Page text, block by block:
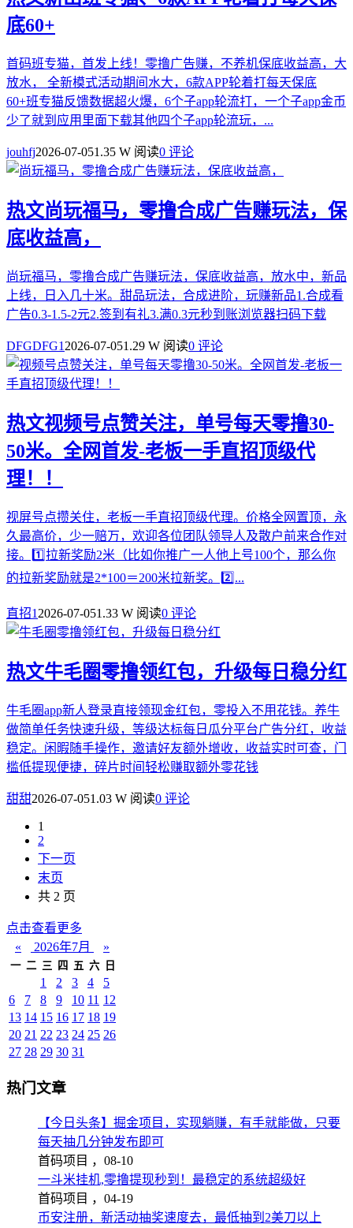
底60+
首码班专猫，首发上线！零撸广告赚，不养机保底收益高，大
放水， 全新模式活动期间水大，6款APP轮着打每天保底
60+班专猫反馈数据超火爆，6个子app轮流打，一个子app金币
少了就到应用里面下载其他四个子app轮流玩，...
jouhfj2026-07-051.35 W 阅读0 评论
热文尚玩福马，零撸合成广告赚玩法，保
底收益高，
尚玩福马，零撸合成广告赚玩法，保底收益高，放水中，新品
上线，日入几十米。甜品玩法，合成进阶，玩赚新品1.合成看
广告0.3-1.5-2元2.签到有礼3.满0.3元秒到账浏览器扫码下载
DFGDFG1 2026-07-051.29 W 阅读0 评论
热文视频号点赞关注，单号每天零撸30-
50米。全网首发-老板一手直招顶级代
理！！
视屏号点攒关住，老板一手直招顶级代理。价格全网置顶，永
久最高价，少一赔万，欢迎各位团队领导人及散户前来合作对
接。1️⃣拉新奖励2米（比如你推广一人他上号100个，那么你
的拉新奖励就是2*100＝200米拉新奖。2️⃣...
直招1 2026-07-051.33 W 阅读0 评论
热文牛毛圈零撸领红包，升级每日稳分红
牛毛圈app新人登录直接领现金红包，零投入不用花钱。养牛
做简单任务快速升级，等级达标每日瓜分平台广告分红，收益
稳定。闲暇随手操作，邀请好友额外增收，收益实时可查，门
槛低提现便捷，碎片时间轻松赚取额外零花钱
甜甜2026-07-051.03 W 阅读0 评论
1
2
下一页
末页
共 2 页
点击查看更多
«
2026年7月 »
一 二 三 四 五 六 日
1 2 3 4
5
6
7 8 9 10 11 12
13 14 15 16 17 18 19
20 21 22 23 24 25 26
27 28 29 30 31
热门文章
【今日头条】掘金项目，实现躺赚，有手就能做，只要
每天抽几分钟发布即可
首码项目 ， 08-10
一斗米挂机,零撸提现秒到！最稳定的系统超级好
首码项目 ， 04-19
币安注册，新活动抽奖速度去，最低抽到2美刀以上